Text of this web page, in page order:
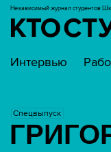
Независимый журнал студентов
Интервью
Спецвыпуск